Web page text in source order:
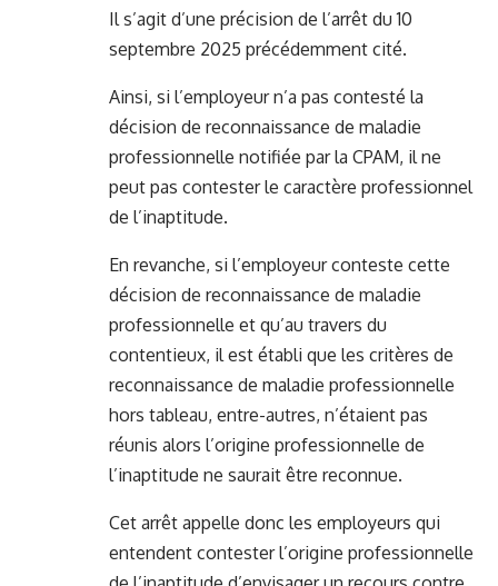
Il s’agit d’une précision de l’arrêt du 10
septembre 2025 précédemment cité.
Ainsi, si l’employeur n’a pas contesté la
décision de reconnaissance de maladie
professionnelle notifiée par la CPAM, il ne
peut pas contester le caractère professionnel
de l’inaptitude.
En revanche, si l’employeur conteste cette
décision de reconnaissance de maladie
professionnelle et qu’au travers du
contentieux, il est établi que les critères de
reconnaissance de maladie professionnelle
hors tableau, entre-autres, n’étaient pas
réunis alors l’origine professionnelle de
l’inaptitude ne saurait être reconnue.
Cet arrêt appelle donc les employeurs qui
entendent contester l’origine professionnelle